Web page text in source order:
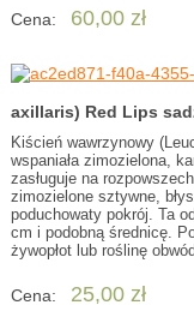
Cena: 60,00 zł
axillaris) Red Lips
Kiścień wawrzynowy
wspaniała zimozielona,
zasługuje na
zimozielone sztywne,
poduchowaty pokrój. Ta
cm i podobną średnicę.
żywopłot lub roślinę
Cena: 25,00 zł